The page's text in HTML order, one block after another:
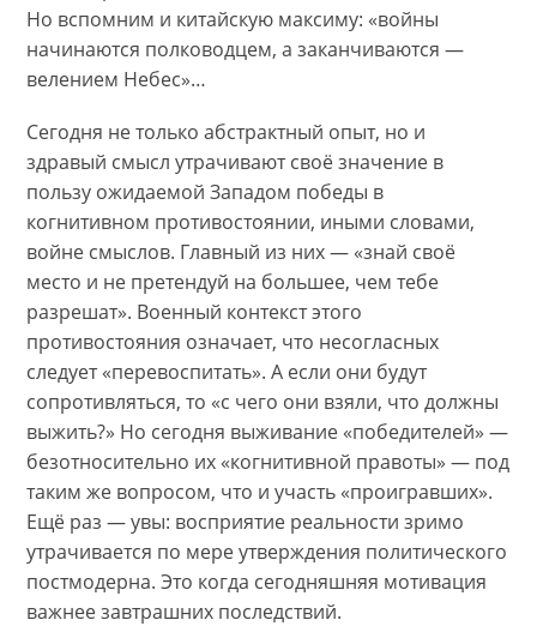
Но вспомним и китайскую максиму: «войны
начинаются полководцем, а заканчиваются —
велением Небес»…
Сегодня не только абстрактный опыт, но и
здравый смысл утрачивают своё значение в
пользу ожидаемой Западом победы в
когнитивном противостоянии, иными словами,
войне смыслов. Главный из них — «знай своё
место и не претендуй на большее, чем тебе
разрешат». Военный контекст этого
противостояния означает, что несогласных
следует «перевоспитать». А если они будут
сопротивляться, то «с чего они взяли, что должны
выжить?» Но сегодня выживание «победителей» —
безотносительно их «когнитивной правоты» — под
таким же вопросом, что и участь «проигравших».
Ещё раз — увы: восприятие реальности зримо
утрачивается по мере утверждения политического
постмодерна. Это когда сегодняшняя мотивация
важнее завтрашних последствий.